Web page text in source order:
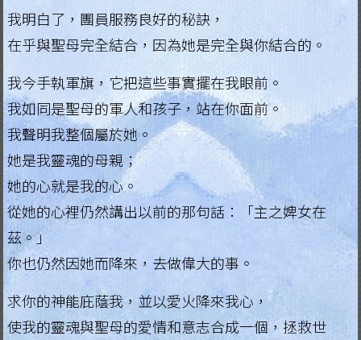
n
g
K
o
n
g
R
e
g
i
a
我明白了，團員服務良好的秘訣，
在乎與聖母完全結合，因為她是完全與你結合的。
我今手執軍旗，它把這些事實擺在我眼前。
我如同是聖母的軍人和孩子，站在你面前。
我聲明我整個屬於她。
她是我靈魂的母親；
她的心就是我的心。
從她的心裡仍然講出以前的那句話：「主之婢女在
茲。」
你也仍然因她而降來，去做偉大的事。
求你的神能庇蔭我，並以愛火降來我心，
使我的靈魂與聖母的愛情和意志合成一個，拯救世